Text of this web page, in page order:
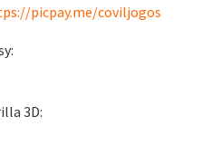
picpay.me/coviljogos
3D: